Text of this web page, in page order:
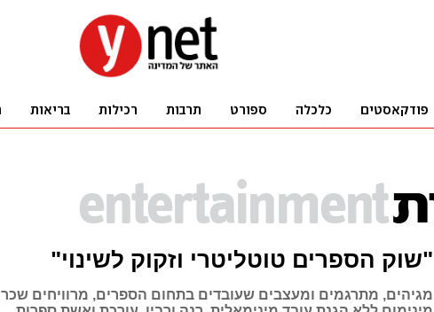
"שוק הספרים טוטליטרי וזקוק לשינוי"
מגיהים, מתרגמים ומעצבים שעובדים בתחום הספרים, מרוויחים שכר